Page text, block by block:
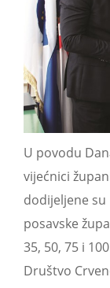
U povodu
vijećnici
dodijeljene su
posavske
35, 50, 75 i
Društvo